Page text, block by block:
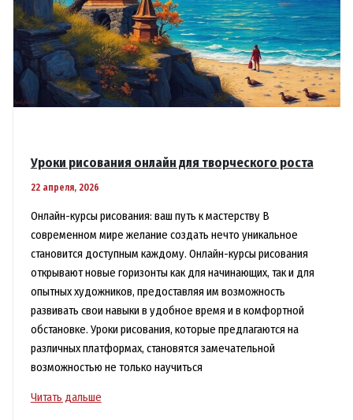
Уроки рисования онлайн для творческого роста
22 апреля, 2026
Онлайн-курсы рисования: ваш путь к мастерству В
современном мире желание создать нечто уникальное
становится доступным каждому. Онлайн-курсы рисования
открывают новые горизонты как для начинающих, так и для
опытных художников, предоставляя им возможность
развивать свои навыки в удобное время и в комфортной
обстановке. Уроки рисования, которые предлагаются на
различных платформах, становятся замечательной
возможностью не только научиться
Уроки
Читать дальше